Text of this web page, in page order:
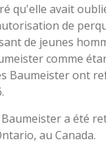
qu'elle avait
de
de jeunes
comme
Baumeister ont
a été
au Canada.